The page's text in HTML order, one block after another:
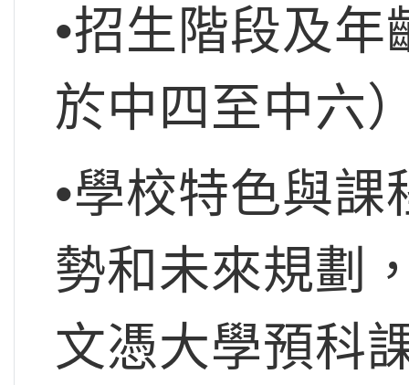
•招生階段及
於中四至中六
•學校特色與
勢和未來規劃
文憑大學預科